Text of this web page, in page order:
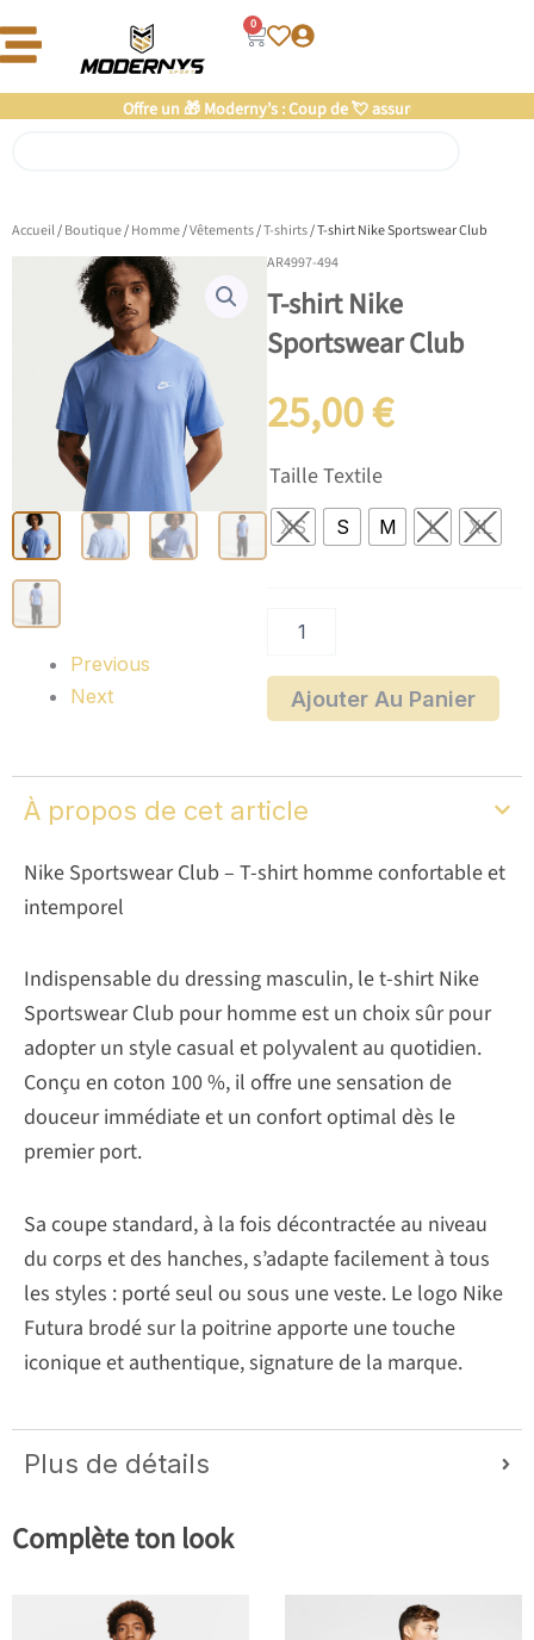
au
0
Panier
Offre un 🎁 Moderny’s : Coup de 💘 assuré
Accueil/Boutique/Homme/Vêtements/T-shirts/ T-shirt Nike Sportswear Club
Previous
Next
AR4997-494
T-shirt Nike
Sportswear Club
25,00€
Taille Textile
XS S M L XL
quantité
de
T-
shirt
Nike
Ajouter Au Panier
À propos de cet article
Nike Sportswear Club – T-shirt homme confortable et
intemporel
Indispensable du dressing masculin, le t-shirt Nike
Sportswear Club pour homme est un choix sûr pour
adopter un style casual et polyvalent au quotidien.
Conçu en coton 100 %, il offre une sensation de
douceur immédiate et un confort optimal dès le
premier port.
Sa coupe standard, à la fois décontractée au niveau
du corps et des hanches, s’adapte facilement à tous
les styles : porté seul ou sous une veste. Le logo Nike
Futura brodé sur la poitrine apporte une touche
iconique et authentique, signature de la marque.
Plus de détails
Complète ton look